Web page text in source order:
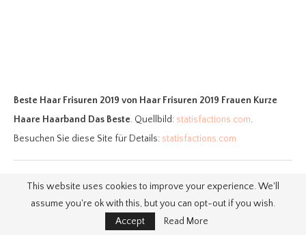
Beste Haar Frisuren 2019 von Haar Frisuren 2019 Frauen Kurze
Haare Haarband Das Beste. Quellbild: statisfactions.com.
Besuchen Sie diese Site für Details: statisfactions.com
10. Frisuren 2019 mittellanges Haar
sehr natürlich warme
This website uses cookies to improve your experience. We'll
assume you're ok with this, but you can opt-out if you wish.
Accept
Read More